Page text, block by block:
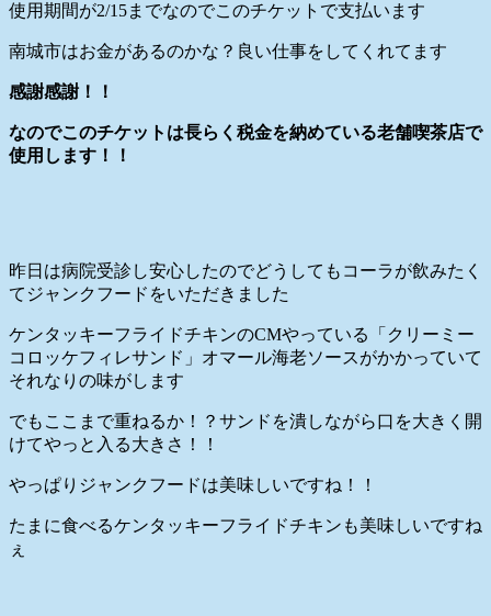
使用期間が2/15までなのでこのチケットで支払います
南城市はお金があるのかな？良い仕事をしてくれてます
感謝感謝！！
なのでこのチケットは長らく税金を納めている老舗喫茶店で
使用します！！
昨日は病院受診し安心したのでどうしてもコーラが飲みたく
てジャンクフードをいただきました
ケンタッキーフライドチキンのCMやっている「クリーミー
コロッケフィレサンド」オマール海老ソースがかかっていて
それなりの味がします
でもここまで重ねるか！？サンドを潰しながら口を大きく開
けてやっと入る大きさ！！
やっぱりジャンクフードは美味しいですね！！
たまに食べるケンタッキーフライドチキンも美味しいですね
ぇ